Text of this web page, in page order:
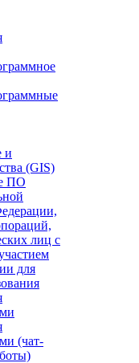
и
(GIS)
ПО
лиц с
для
(чат-